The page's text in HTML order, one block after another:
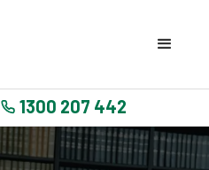
1300 207 442